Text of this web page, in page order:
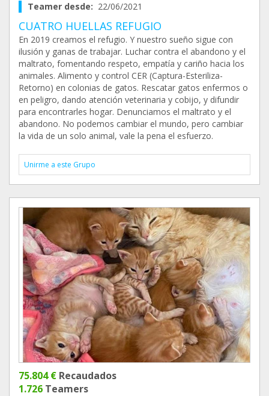
Teamer desde: 22/06/2021
CUATRO HUELLAS REFUGIO
En 2019 creamos el refugio. Y nuestro sueño sigue con
ilusión y ganas de trabajar. Luchar contra el abandono y el
maltrato, fomentando respeto, empatía y cariño hacia los
animales. Alimento y control CER (Captura-Esteriliza-
Retorno) en colonias de gatos. Rescatar gatos enfermos o
en peligro, dando atención veterinaria y cobijo, y difundir
para encontrarles hogar. Denunciamos el maltrato y el
abandono. No podemos cambiar el mundo, pero cambiar
la vida de un solo animal, vale la pena el esfuerzo.
Unirme a este Grupo
75.804 € Recaudados
1.726 Teamers